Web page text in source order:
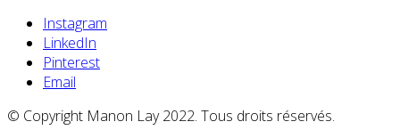
Instagram
LinkedIn
Pinterest
Email
© Copyright Manon Lay 2022. Tous droits réservés.